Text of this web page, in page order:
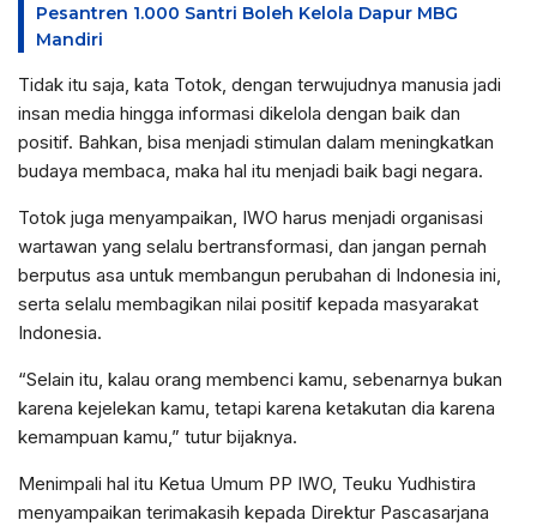
Pesantren 1.000 Santri Boleh Kelola Dapur MBG
Mandiri
Tidak itu saja, kata Totok, dengan terwujudnya manusia jadi
insan media hingga informasi dikelola dengan baik dan
positif. Bahkan, bisa menjadi stimulan dalam meningkatkan
budaya membaca, maka hal itu menjadi baik bagi negara.
Totok juga menyampaikan, IWO harus menjadi organisasi
wartawan yang selalu bertransformasi, dan jangan pernah
berputus asa untuk membangun perubahan di Indonesia ini,
serta selalu membagikan nilai positif kepada masyarakat
Indonesia.
“Selain itu, kalau orang membenci kamu, sebenarnya bukan
karena kejelekan kamu, tetapi karena ketakutan dia karena
kemampuan kamu,” tutur bijaknya.
Menimpali hal itu Ketua Umum PP IWO, Teuku Yudhistira
menyampaikan terimakasih kepada Direktur Pascasarjana